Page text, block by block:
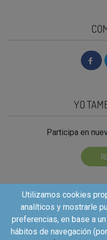
YO
Participa en
Utilizamos cookies
analíticos y mostrarle
preferencias, en base a
hábitos de navegación